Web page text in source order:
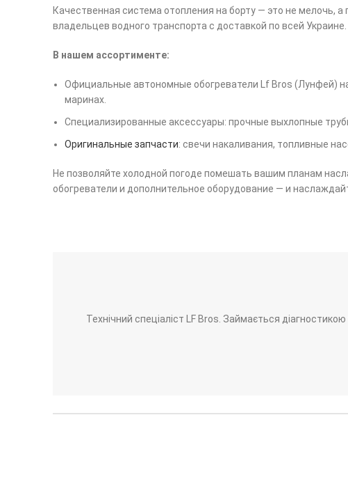
Качественная система отопления на борту — это не мелочь,
владельцев водного транспорта с доставкой по всей Украине.
В нашем ассортименте:
Официальные автономные обогреватели Lf Bros (Лунфей)
маринах.
Специализированные аксессуары: прочные выхлопные
Оригинальные запчасти: свечи накаливания, топливные
Не позволяйте холодной погоде помешать вашим планам
обогреватели и дополнительное оборудование — и
Технічний спеціаліст LF Bros. Займається